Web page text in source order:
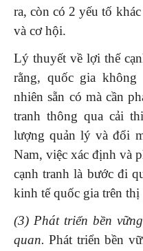
ra, còn có 2 yếu tố
và cơ hội.
Lý thuyết về lợi thế
rằng, quốc gia
nhiên sẵn có mà cần
tranh thông qua cải
lượng quản lý và đổi
Nam, việc xác định và
cạnh tranh là bước đi
kinh tế quốc gia trên
(3) Phát triển bền
quan.Phát triển bền